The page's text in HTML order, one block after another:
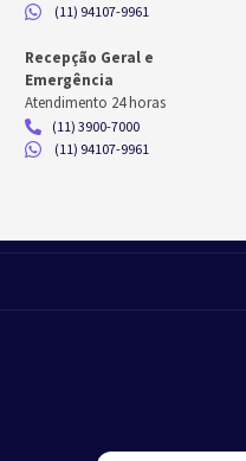
(11) 94107-9961
Recepção Geral e
Emergência
Atendimento 24 horas
(11) 3900-7000
(11) 94107-9961